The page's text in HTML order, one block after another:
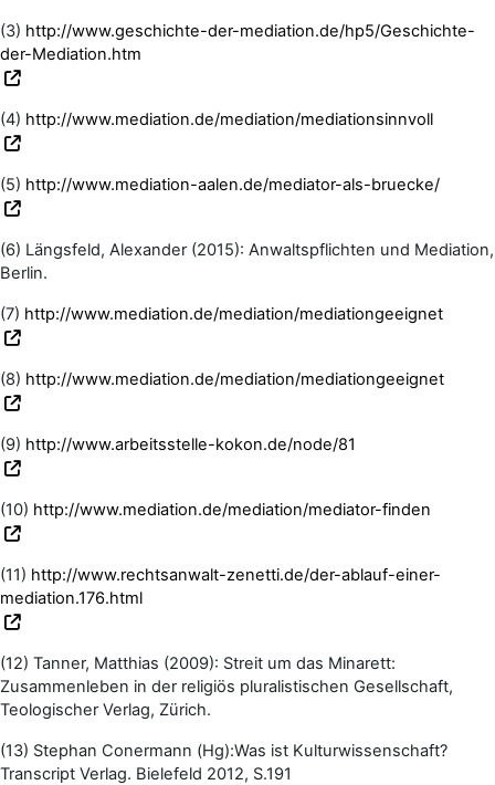
(3) http://www.geschichte-der-mediation.de/hp5/Geschichte-
der-Mediation.htm
(4) http://www.mediation.de/mediation/mediationsinnvoll
(5) http://www.mediation-aalen.de/mediator-als-bruecke/
(6) Längsfeld, Alexander (2015): Anwaltspflichten und Mediation,
Berlin.
(7) http://www.mediation.de/mediation/mediationgeeignet
(8) http://www.mediation.de/mediation/mediationgeeignet
(9) http://www.arbeitsstelle-kokon.de/node/81
(10) http://www.mediation.de/mediation/mediator-finden
(11) http://www.rechtsanwalt-zenetti.de/der-ablauf-einer-
mediation.176.html
(12) Tanner, Matthias (2009): Streit um das Minarett:
Zusammenleben in der religiös pluralistischen Gesellschaft,
Teologischer Verlag, Zürich.
(13) Stephan Conermann (Hg):Was ist Kulturwissenschaft?
Transcript Verlag. Bielefeld 2012, S.191